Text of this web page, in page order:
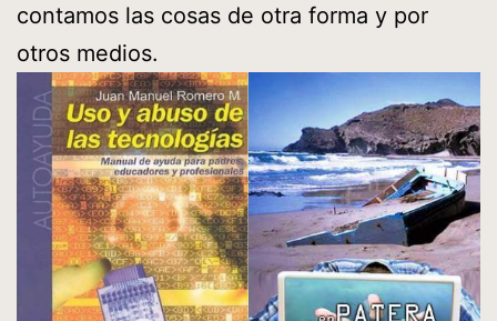
contamos las cosas de otra forma y por
otros medios.